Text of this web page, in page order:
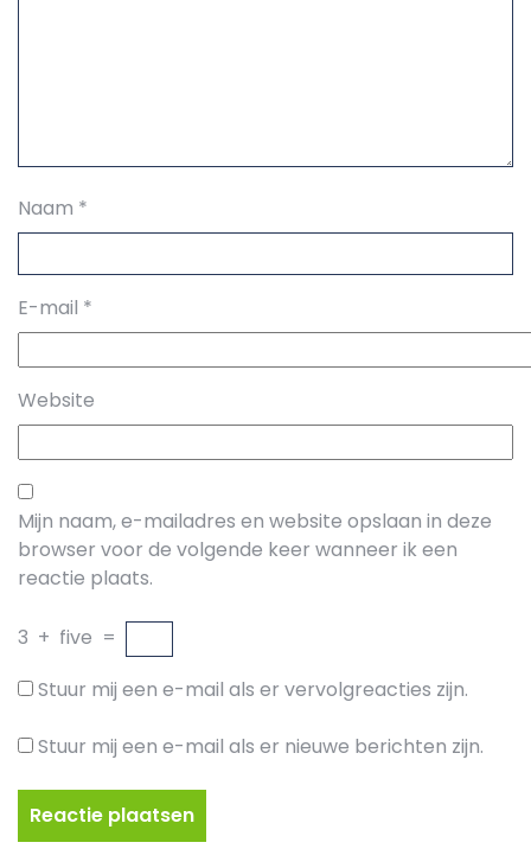
Naam *
E-mail *
Website
Mijn naam, e-mailadres en website opslaan in deze
browser voor de volgende keer wanneer ik een
reactie plaats.
3 + five =
Stuur mij een e-mail als er vervolgreacties zijn.
Stuur mij een e-mail als er nieuwe berichten zijn.